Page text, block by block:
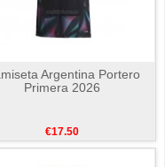
Argentina Portero
Primera 2026
€17.50